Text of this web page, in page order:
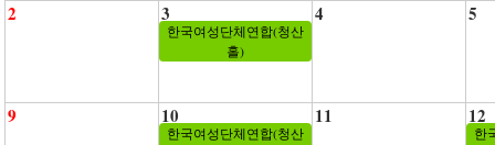
2 3
한국여성단체연합(청산
홀)
4 5
9 10
한국여성단체연합(청산
11 12
한